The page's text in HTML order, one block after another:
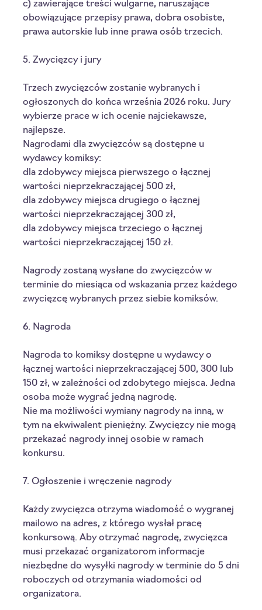
c) zawierające treści wulgarne, naruszające
obowiązujące przepisy prawa, dobra osobiste,
prawa autorskie lub inne prawa osób trzecich.
5. Zwycięzcy i jury
Trzech zwycięzców zostanie wybranych i
ogłoszonych do końca września 2026 roku. Jury
wybierze prace w ich ocenie najciekawsze,
najlepsze.
Nagrodami dla zwycięzców są dostępne u
wydawcy komiksy:
dla zdobywcy miejsca pierwszego o łącznej
wartości nieprzekraczającej 500 zł,
dla zdobywcy miejsca drugiego o łącznej
wartości nieprzekraczającej 300 zł,
dla zdobywcy miejsca trzeciego o łącznej
wartości nieprzekraczającej 150 zł.
Nagrody zostaną wysłane do zwycięzców w
terminie do miesiąca od wskazania przez każdego
zwycięzcę wybranych przez siebie komiksów.
6. Nagroda
Nagroda to komiksy dostępne u wydawcy o
łącznej wartości nieprzekraczającej 500, 300 lub
150 zł, w zależności od zdobytego miejsca. Jedna
osoba może wygrać jedną nagrodę.
Nie ma możliwości wymiany nagrody na inną, w
tym na ekwiwalent pieniężny. Zwycięzcy nie mogą
przekazać nagrody innej osobie w ramach
konkursu.
7. Ogłoszenie i wręczenie nagrody
Każdy zwycięzca otrzyma wiadomość o wygranej
mailowo na adres, z którego wysłał pracę
konkursową. Aby otrzymać nagrodę, zwycięzca
musi przekazać organizatorom informacje
niezbędne do wysyłki nagrody w terminie do 5 dni
roboczych od otrzymania wiadomości od
organizatora.